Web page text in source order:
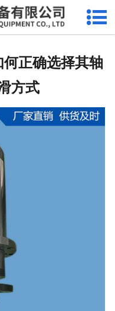
网站首页
厂区环境
正确选择其轴
方式